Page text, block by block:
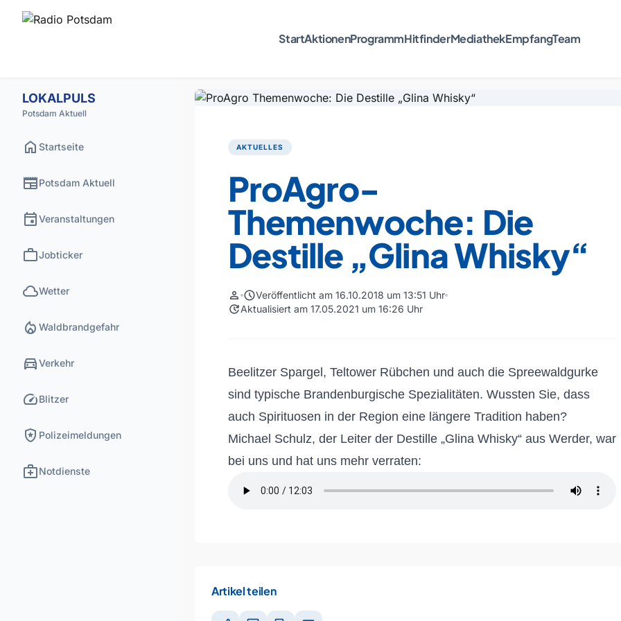
StartAktionenProgrammHitfinderMediathekEmpfangTeam
LOKALPULS
Potsdam Aktuell
home Startseite
newspaperPotsdam Aktuell
eventVeranstaltungen
workJobticker
cloudWetter
local_fire_department Waldbrandgefahr
directions_carVerkehr
speedBlitzer
local_police Polizeimeldungen
medical_servicesNotdienste
AKTUELLES
ProAgro-
Themenwoche: Die
Destille „Glina Whisky“
person scheduleVeröffentlicht am 16.10.2018 um 13:51 Uhr
updateAktualisiert am 17.05.2021 um 16:26 Uhr
Beelitzer Spargel, Teltower Rübchen und auch die Spreewaldgurke
sind typische Brandenburgische Spezialitäten. Wussten Sie, dass
auch Spirituosen in der Region eine längere Tradition haben?
Michael Schulz, der Leiter der Destille „Glina Whisky“ aus Werder, war
bei uns und hat uns mehr verraten:
Artikel teilen